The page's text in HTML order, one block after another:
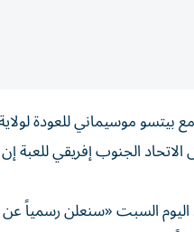
بيتسو موسيماني للعودة
الجنوب إفريقي للعبة
‌السبت «سنعلن رسمياً